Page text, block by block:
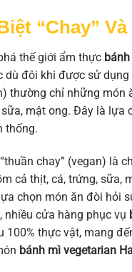
“Chay”
thế giới ẩm thực
dù đôi khi được sử
thường chỉ những
mật ong. Đây là lựa
thống.
chay” (vegan) là
cả thịt, cá, trứng, sữa,
chọn món ăn đòi hỏi
nhiều cửa hàng phục vụ
100% thực vật, mang
bánh mì vegetarian